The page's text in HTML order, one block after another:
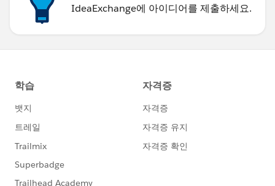
IdeaExchange에 아이디어를 제출하세요.